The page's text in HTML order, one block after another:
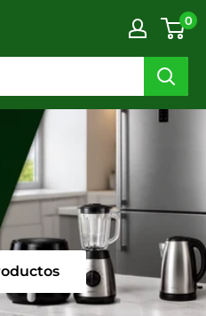
0
Ver Productos